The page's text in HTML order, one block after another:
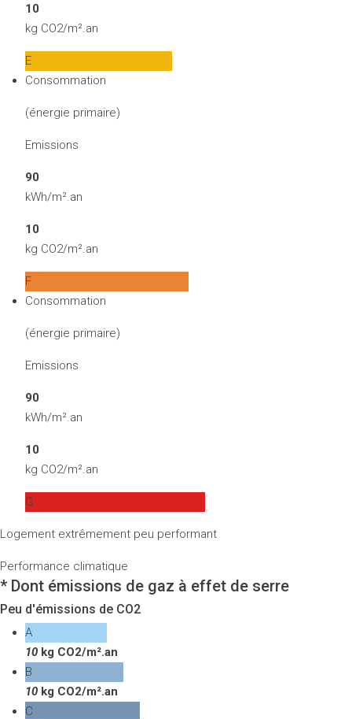
10
kg CO2/m².an
E
Consommation
(énergie primaire)
Emissions
90
kWh/m².an
10
kg CO2/m².an
F
Consommation
(énergie primaire)
Emissions
90
kWh/m².an
10
kg CO2/m².an
G
Logement extrêmement peu performant
Performance climatique
* Dont émissions de gaz à effet de serre
Peu d'émissions de CO2
A
10 kg CO2/m².an
B
10 kg CO2/m².an
C